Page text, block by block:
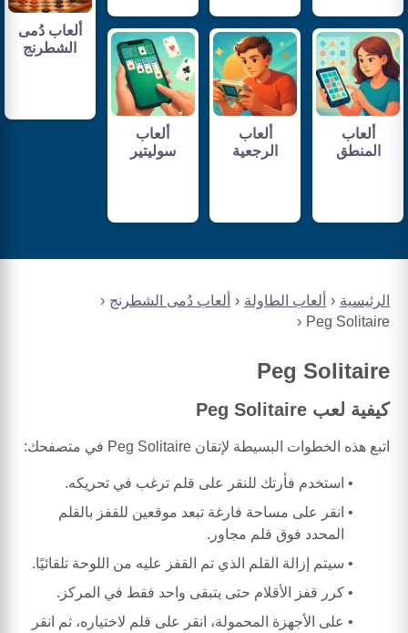
الرئيسية ألعاب الطاولة
ألعاب دُمى الشطرنج
Peg Solitaire
Peg Solitaire
كيفية لعب Peg Solitaire
اتبع هذه الخطوات البسيطة لإتقان Peg Solitaire في متصفحك:
استخدم فأرتك للنقر على قلم ترغب في تحريكه.
انقر على مساحة فارغة تبعد موقعين للقفز بالقلم
المحدد فوق قلم مجاور.
سيتم إزالة القلم الذي تم القفز عليه من اللوحة تلقائيًا.
كرر قفز الأقلام حتى يتبقى واحد فقط في المركز.
على الأجهزة المحمولة، انقر على قلم لاختياره، ثم انقر
ألعاب دُمى
الشطرنج
ألعاب
المنطق
ألعاب
الرجعية
ألعاب
سوليتير